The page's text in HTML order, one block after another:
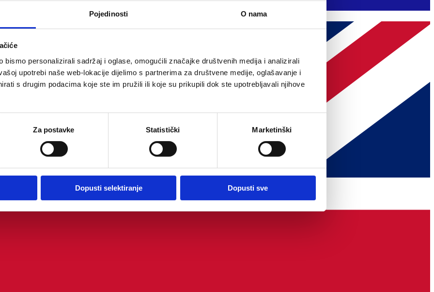
Pojedinosti O nama
bismo personalizirali sadržaj i oglase, omogućili značajke društvenih medija i analizirali
upotrebi naše web-lokacije dijelimo s partnerima za društvene medije, oglašavanje i
s drugim podacima koje ste im pružili ili koje su prikupili dok ste upotrebljavali njihove
Za postavke Statistički Marketinški
Dopusti selektiranje Dopusti sve